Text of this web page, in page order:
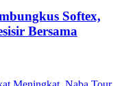
Softex,
Bersama